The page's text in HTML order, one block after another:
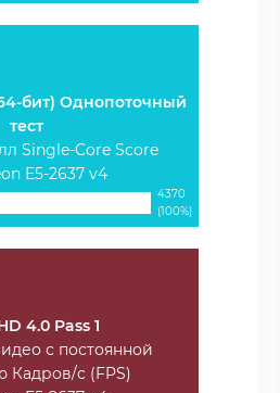
бит) Однопоточный
тест
Single-Core Score
E5-2637 v4
4370
(100%)
4.0 Pass 1
с постоянной
Кадров/с (FPS)